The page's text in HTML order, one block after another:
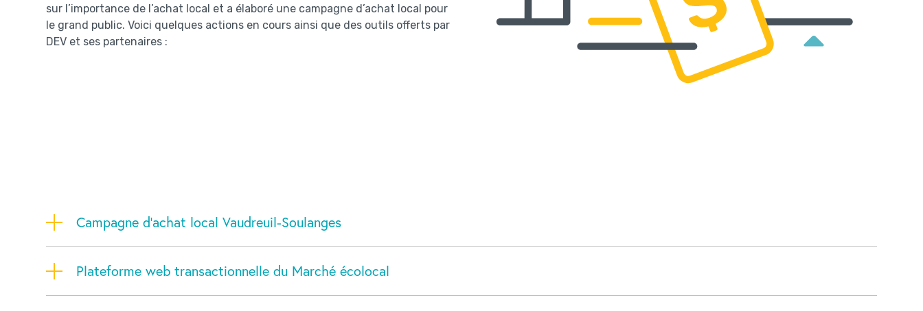
sur l’importance de l’achat local et a élaboré une campagne d’achat local pour
le grand public. Voici quelques actions en cours ainsi que des outils offerts par
DEV et ses partenaires :
Campagne d'achat local Vaudreuil-Soulanges
Plateforme web transactionnelle du Marché écolocal